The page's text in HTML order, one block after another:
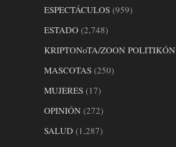
ESPECTÁCULOS (959)
ESTADO (2,748)
KRIPTONoTA/ZOON POLITIKÓN
MASCOTAS (250)
MUJERES (17)
OPINIÓN (272)
SALUD (1,287)